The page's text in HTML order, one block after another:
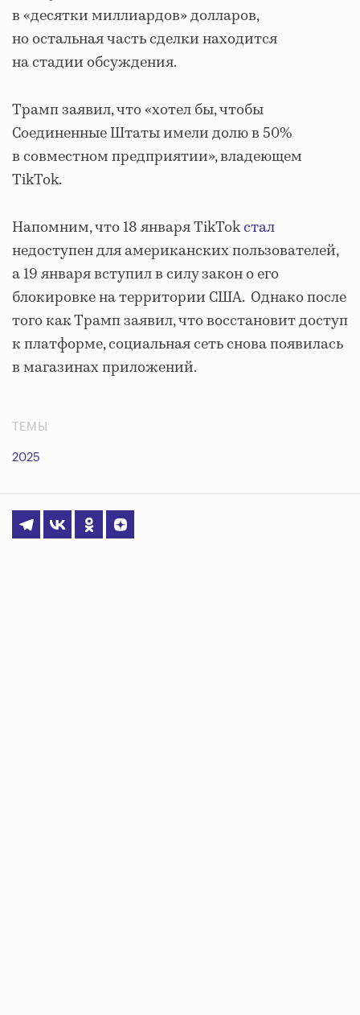
в «десятки миллиардов» долларов,
но остальная часть сделки находится
на стадии обсуждения.
Трамп заявил, что «хотел бы, чтобы
Соединенные Штаты имели долю в 50%
в совместном предприятии», владеющем
TikTok.
Напомним, что 18 января TikTokстал
недоступен для американских пользователей,
а 19 января вступил в силу закон о его
блокировке на территории США. Однако после
того как Трамп заявил, что восстановит доступ
к платформе, социальная сеть снова появилась
в магазинах приложений.
ТЕМЫ
2025